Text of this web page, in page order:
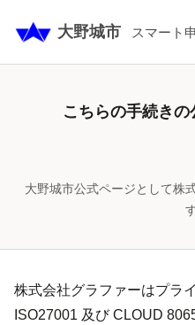
大野城市 スマート
こちらの手続き
大野城市公式ページとして株
株式会社グラファーはプラ
ISO27001 及び CLOUD